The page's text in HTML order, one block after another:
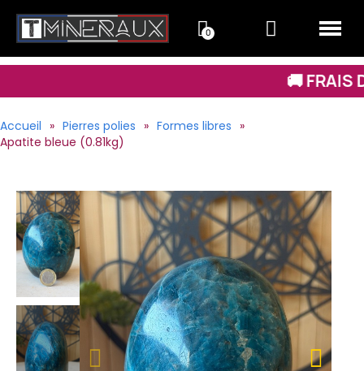
🚚 FRAIS DE
Accueil Pierres polies
Formes libres
Apatite bleue (0.81kg)